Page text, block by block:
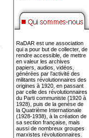
RaDAR est une association
qui a pour but de collecter, de
rendre accessible, de mettre
en valeur les archives
papiers, audios, vidéos,
générées par l’activité des
militants révolutionnaires des
origines à 1920, en passant
par celle des révolutionnaires
du Parti communiste (1920 à
1928), puis de la genèse de
la Quatrième Internationale
(1928-1938), à la création de
sa section française, mais
aussi de nombreux groupes
marxistes révolutionnaires.